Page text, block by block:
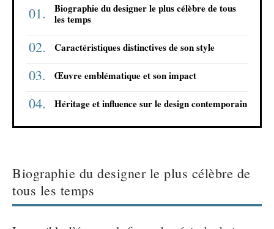
Biographie du designer le plus célèbre de tous
les temps
Caractéristiques distinctives de son style
Œuvre emblématique et son impact
Héritage et influence sur le design contemporain
Biographie du designer le plus célèbre de
tous les temps